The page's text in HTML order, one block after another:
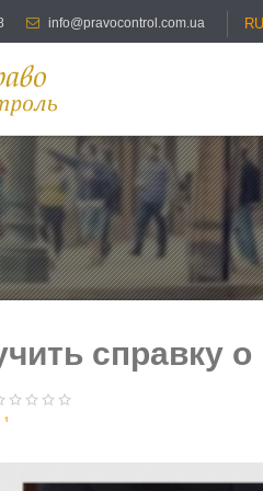
info@pravocontrol.com.ua
справку
1